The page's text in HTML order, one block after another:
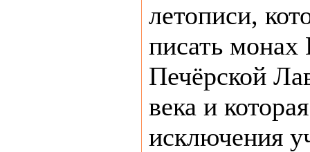
летописи,
писать
Печёрской
века и
исключения